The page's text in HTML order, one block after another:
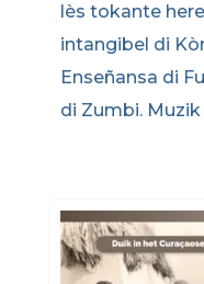
lès tokante
intangibel di
Enseñansa di
di Zumbi.